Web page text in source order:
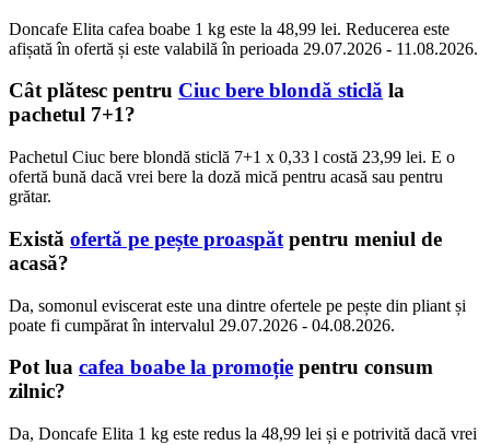
Doncafe Elita cafea boabe 1 kg este la 48,99 lei. Reducerea este
afișată în ofertă și este valabilă în perioada 29.07.2026 - 11.08.2026.
Cât plătesc pentru Ciuc bere blondă sticlă la
pachetul 7+1?
Pachetul Ciuc bere blondă sticlă 7+1 x 0,33 l costă 23,99 lei. E o
ofertă bună dacă vrei bere la doză mică pentru acasă sau pentru
grătar.
Există ofertă pe pește proaspăt pentru meniul de
acasă?
Da, somonul eviscerat este una dintre ofertele pe pește din pliant și
poate fi cumpărat în intervalul 29.07.2026 - 04.08.2026.
Pot lua cafea boabe la promoție pentru consum
zilnic?
Da, Doncafe Elita 1 kg este redus la 48,99 lei și e potrivită dacă vrei